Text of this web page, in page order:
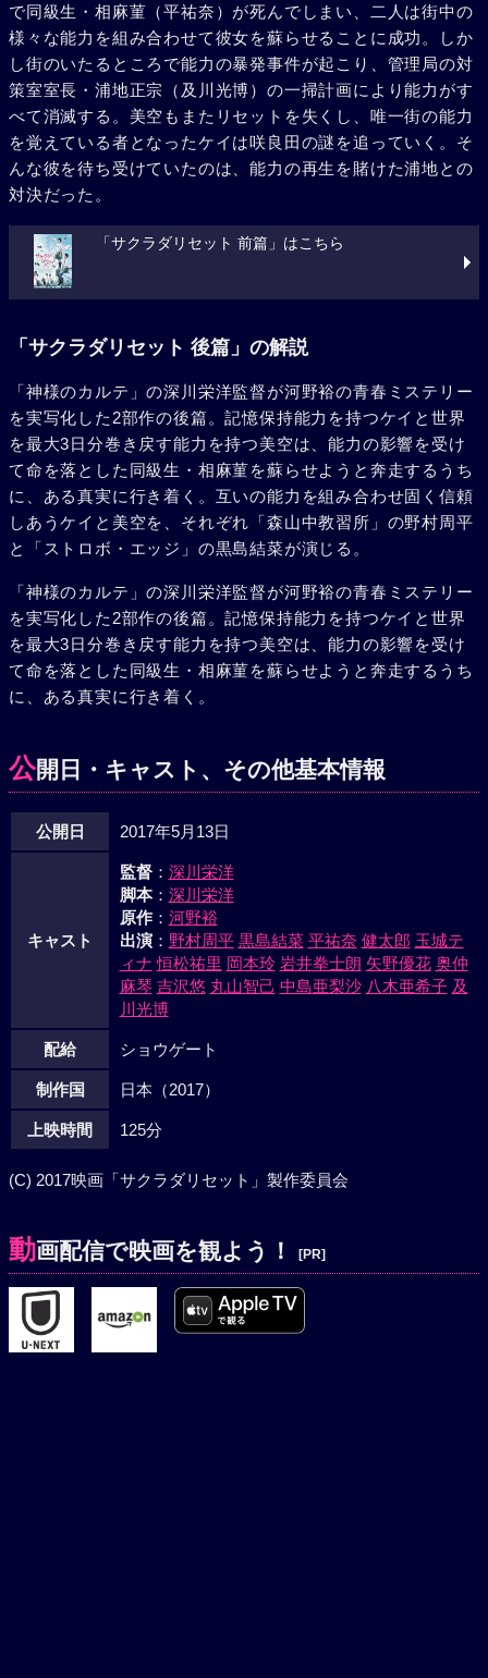
で同級生・相麻菫（平祐奈）が死んでしまい、二人は街中の
様々な能力を組み合わせて彼女を蘇らせることに成功。しか
し街のいたるところで能力の暴発事件が起こり、管理局の対
策室室長・浦地正宗（及川光博）の一掃計画により能力がす
べて消滅する。美空もまたリセットを失くし、唯一街の能力
を覚えている者となったケイは咲良田の謎を追っていく。そ
んな彼を待ち受けていたのは、能力の再生を賭けた浦地との
対決だった。
「サクラダリセット 前篇」はこちら
「サクラダリセット 後篇」の解説
「神様のカルテ」の深川栄洋監督が河野裕の青春ミステリー
を実写化した2部作の後篇。記憶保持能力を持つケイと世界
を最大3日分巻き戻す能力を持つ美空は、能力の影響を受け
て命を落とした同級生・相麻菫を蘇らせようと奔走するうち
に、ある真実に行き着く。互いの能力を組み合わせ固く信頼
しあうケイと美空を、それぞれ「森山中教習所」の野村周平
と「ストロボ・エッジ」の黒島結菜が演じる。
「神様のカルテ」の深川栄洋監督が河野裕の青春ミステリー
を実写化した2部作の後篇。記憶保持能力を持つケイと世界
を最大3日分巻き戻す能力を持つ美空は、能力の影響を受け
て命を落とした同級生・相麻菫を蘇らせようと奔走するうち
に、ある真実に行き着く。
公開日・キャスト、その他基本情報
公開日 2017年5月13日
キャスト
監督： 深川栄洋
脚本： 深川栄洋
原作： 河野裕
出演： 野村周平 黒島結菜 平祐奈 健太郎 玉城テ
ィナ 恒松祐里 岡本玲 岩井拳士朗 矢野優花 奥仲
麻琴 吉沢悠 丸山智己 中島亜梨沙 八木亜希子 及
川光博
配給 ショウゲート
制作国 日本（2017）
上映時間 125分
(C) 2017映画「サクラダリセット」製作委員会
動画配信で映画を観よう！ [PR]